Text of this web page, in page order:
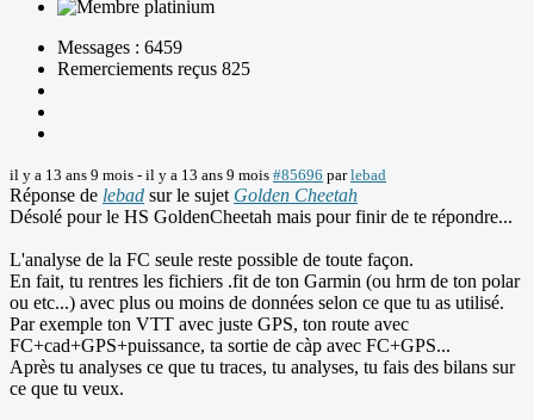
Messages : 6459
Remerciements reçus 825
il y a 13 ans 9 mois - il y a 13 ans 9 mois #85696 parlebad
Réponse de lebad sur le sujet Golden Cheetah
Désolé pour le HS GoldenCheetah mais pour finir de te répondre...
L'analyse de la FC seule reste possible de toute façon.
En fait, tu rentres les fichiers .fit de ton Garmin (ou hrm de ton polar
ou etc...) avec plus ou moins de données selon ce que tu as utilisé.
Par exemple ton VTT avec juste GPS, ton route avec
FC+cad+GPS+puissance, ta sortie de càp avec FC+GPS...
Après tu analyses ce que tu traces, tu analyses, tu fais des bilans sur
ce que tu veux.